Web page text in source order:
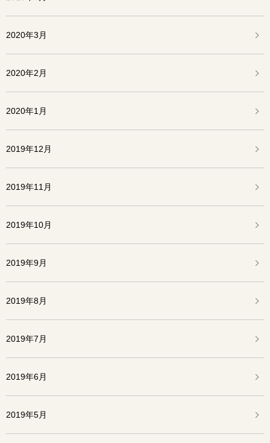
2020年3月
2020年2月
2020年1月
2019年12月
2019年11月
2019年10月
2019年9月
2019年8月
2019年7月
2019年6月
2019年5月